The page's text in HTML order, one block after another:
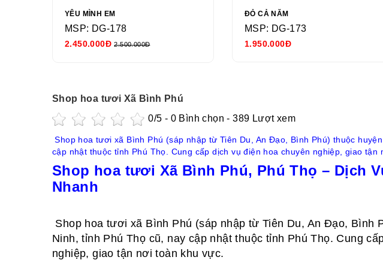
YÊU MÌNH EM
MSP: DG-178
2.450.000Đ 2.500.000Đ
ĐỎ CẢ NĂM
MSP: DG-173
1.950.000Đ
Shop hoa tươi Xã Bình Phú
0/5 - 0 Bình chọn - 389 Lượt xem
Shop hoa tươi xã Bình Phú (sáp nhập từ Tiên Du, An Đạo, Bình Phú) thuộc
cập nhật thuộc tỉnh Phú Thọ. Cung cấp dịch vụ điện hoa chuyên nghiệp, giao tận
Shop hoa tươi Xã Bình Phú, Phú Thọ – Dịch
Nhanh
Shop hoa tươi xã Bình Phú (sáp nhập từ Tiên Du, An Đạo, Bình
Ninh, tỉnh Phú Thọ cũ, nay cập nhật thuộc tỉnh Phú Thọ. Cung
nghiệp, giao tận nơi toàn khu vực.